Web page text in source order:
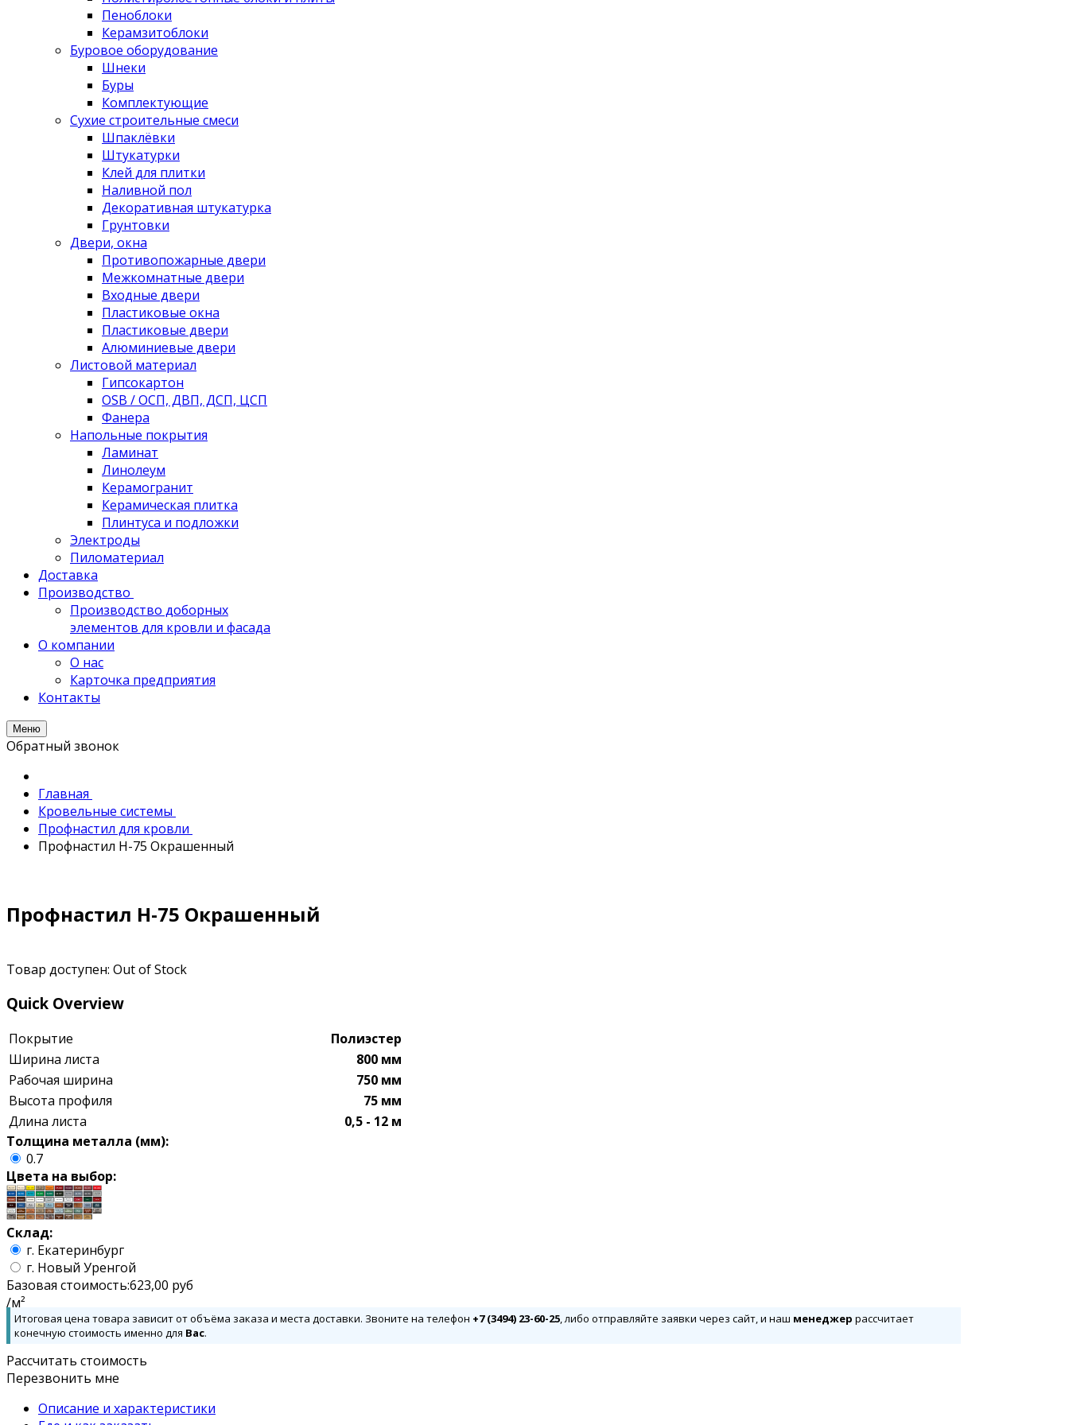
Пеноблоки
Керамзитоблоки
Буровое оборудование
Шнеки
Буры
Комплектующие
Сухие строительные смеси
Шпаклёвки
Штукатурки
Клей для плитки
Наливной пол
Декоративная штукатурка
Грунтовки
Двери, окна
Противопожарные двери
Межкомнатные двери
Входные двери
Пластиковые окна
Пластиковые двери
Алюминиевые двери
Листовой материал
Гипсокартон
OSB / ОСП, ДВП, ДСП, ЦСП
Фанера
Напольные покрытия
Ламинат
Линолеум
Керамогранит
Керамическая плитка
Плинтуса и подложки
Электроды
Пиломатериал
Доставка
Производство
Производство доборных
элементов для кровли и фасада
О компании
О нас
Карточка предприятия
Контакты
Меню
Обратный звонок
Главная
Кровельные системы
Профнастил для кровли
Профнастил Н-75 Окрашенный
Профнастил Н-75 Окрашенный
Товар доступен: Out of Stock
Quick Overview
Покрытие
Полиэстер
Ширина листа
800 мм
Рабочая ширина
750 мм
Высота профиля
75 мм
Длина листа
0,5 - 12 м
Толщина металла (мм):
0.7
Цвета на выбор:
Склад:
г. Екатеринбург
г. Новый Уренгой
Базовая стоимость:623,00 руб
/м²
Итоговая цена товара зависит от объёма заказа и места доставки. Звоните на телефон +7 (3494) 23-60-25, либо отправляйте заявки через сайт, и наш менеджер рассчитает
конечную стоимость именно для Вас.
Рассчитать стоимость
Перезвонить мне
Описание и характеристики